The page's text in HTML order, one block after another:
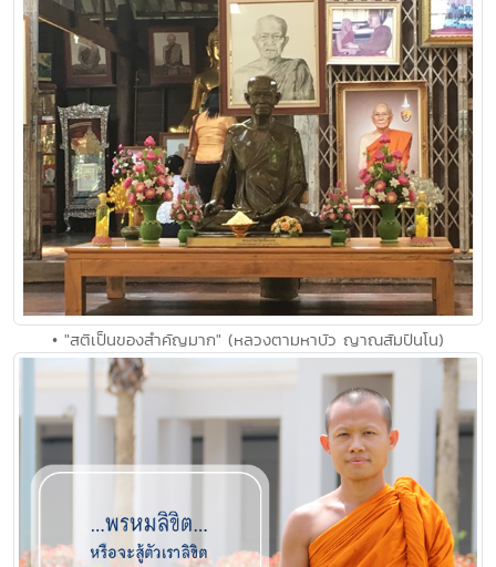
• "สติเป็นของสำคัญมาก" (หลวงตามหาบัว ญาณสัมปันโน)